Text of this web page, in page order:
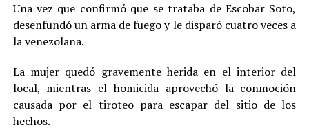
Una vez que confirmó que se trataba de Escobar Soto,
desenfundó un arma de fuego y le disparó cuatro veces a
la venezolana.
La mujer quedó gravemente herida en el interior del
local, mientras el homicida aprovechó la conmoción
causada por el tiroteo para escapar del sitio de los
hechos.